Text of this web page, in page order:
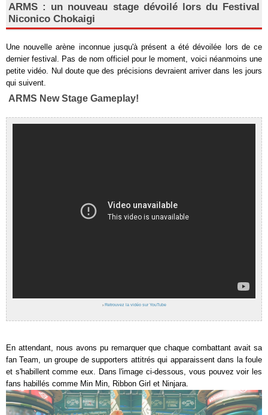
ARMS : un nouveau stage dévoilé lors du Festival
Niconico Chokaigi
Une nouvelle arène inconnue jusqu'à présent a été dévoilée lors de ce
dernier festival. Pas de nom officiel pour le moment, voici néanmoins une
petite vidéo. Nul doute que des précisions devraient arriver dans les jours
qui suivent.
ARMS New Stage Gameplay!
› Retrouvez la vidéo sur YouTube
En attendant, nous avons pu remarquer que chaque combattant avait sa
fan Team, un groupe de supporters attitrés qui apparaissent dans la foule
et s'habillent comme eux. Dans l'image ci-dessous, vous pouvez voir les
fans habillés comme Min Min, Ribbon Girl et Ninjara.